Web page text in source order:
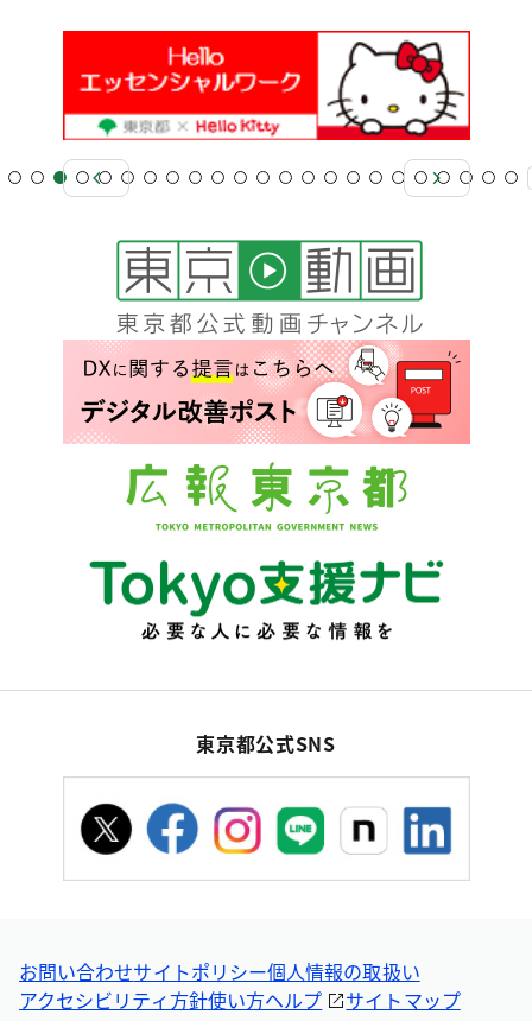
東京都公式SNS
お問い合わせサイトポリシー個人情報の取扱い
アクセシビリティ方針使い方ヘルプ サイトマップ